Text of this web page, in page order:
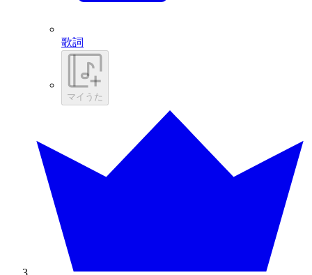
歌詞
マイうた